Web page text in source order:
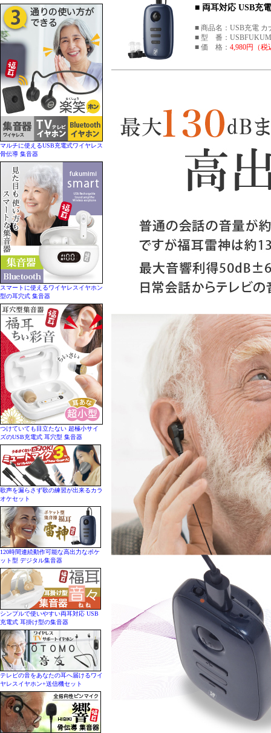
マルチに使えるUSB充電式ワイヤレス
骨伝導 集音器
スマートに使えるワイヤレスイヤホン
型の耳穴式 集音器
つけていても目立たない 超極小サイ
ズのUSB充電式 耳穴型 集音器
歌声を漏らさず歌の練習が出来るカラ
オケセット
120時間連続動作可能な高出力なポケ
ット型 デジタル集音器
シンプルで使いやすい両耳対応 USB
充電式 耳掛け型の集音器
テレビの音をあなたの耳へ届けるワイ
ヤレスイヤホン+送信機セット
■ 両耳対応 USB充
■ 商品名：USB充電 カ
■ 型 番：
■ 価 格： 4,980円（税